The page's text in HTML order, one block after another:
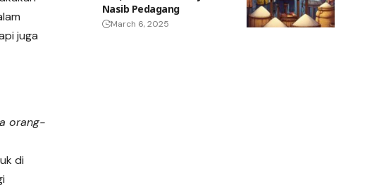
juga
orang-
di
Nasib Pedagang
March 6, 2025